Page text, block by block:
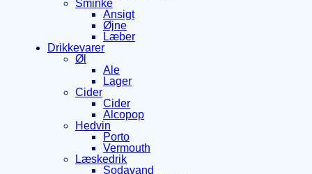
Sminke
Ansigt
Øjne
Læber
Drikkevarer
Øl
Ale
Lager
Cider
Cider
Alcopop
Hedvin
Porto
Vermouth
Læskedrik
Sodavand